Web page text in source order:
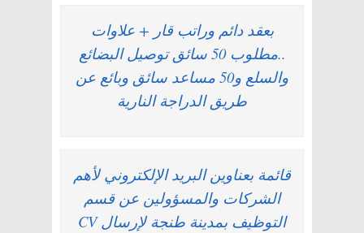
بعقد دائم وراتب قار + علاوات
..مطلوب 50 سائق توصيل البضائع
والسلع و50 مساعد سائق وبائع عن
طريق الدراجة النارية
قائمة بعناوين البريد الإلكتروني لأهم
الشركات والمسؤولين عن قسم
التوظيف بمدينة طنجة لإرسال CV